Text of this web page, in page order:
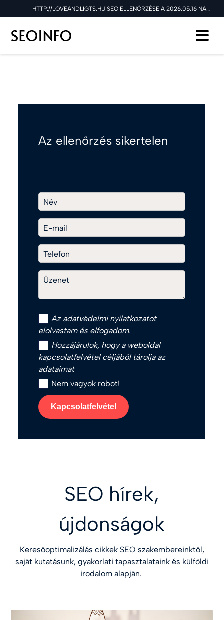
HTTP://LOVEANDLIGTS.HU SEO ELLENŐRZÉSE A 2026.05.16 NAPON
Az ellenőrzés sikertelen
Név
E-mail
Telefon
Üzenet
Az adatvédelmi nyilatkozatot
elolvastam és elfogadom.
Hozzájárulok, hogy a weboldal
kapcsolatfelvétel céljából tárolja az
adataimat
Nem vagyok robot!
Kapcsolatfelvétel
SEO hírek,
újdonságok
Keresőoptimalizálás cikkek SEO szakembereinktől,
saját kutatásunk, gyakorlati tapasztalataink és külföldi
irodalom alapján.